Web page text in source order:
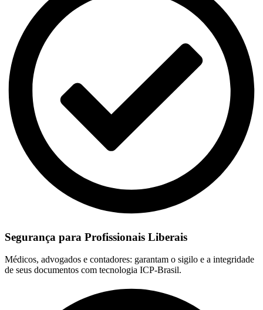
Segurança para Profissionais Liberais
Médicos, advogados e contadores: garantam o sigilo e a integridade
de seus documentos com tecnologia ICP-Brasil.